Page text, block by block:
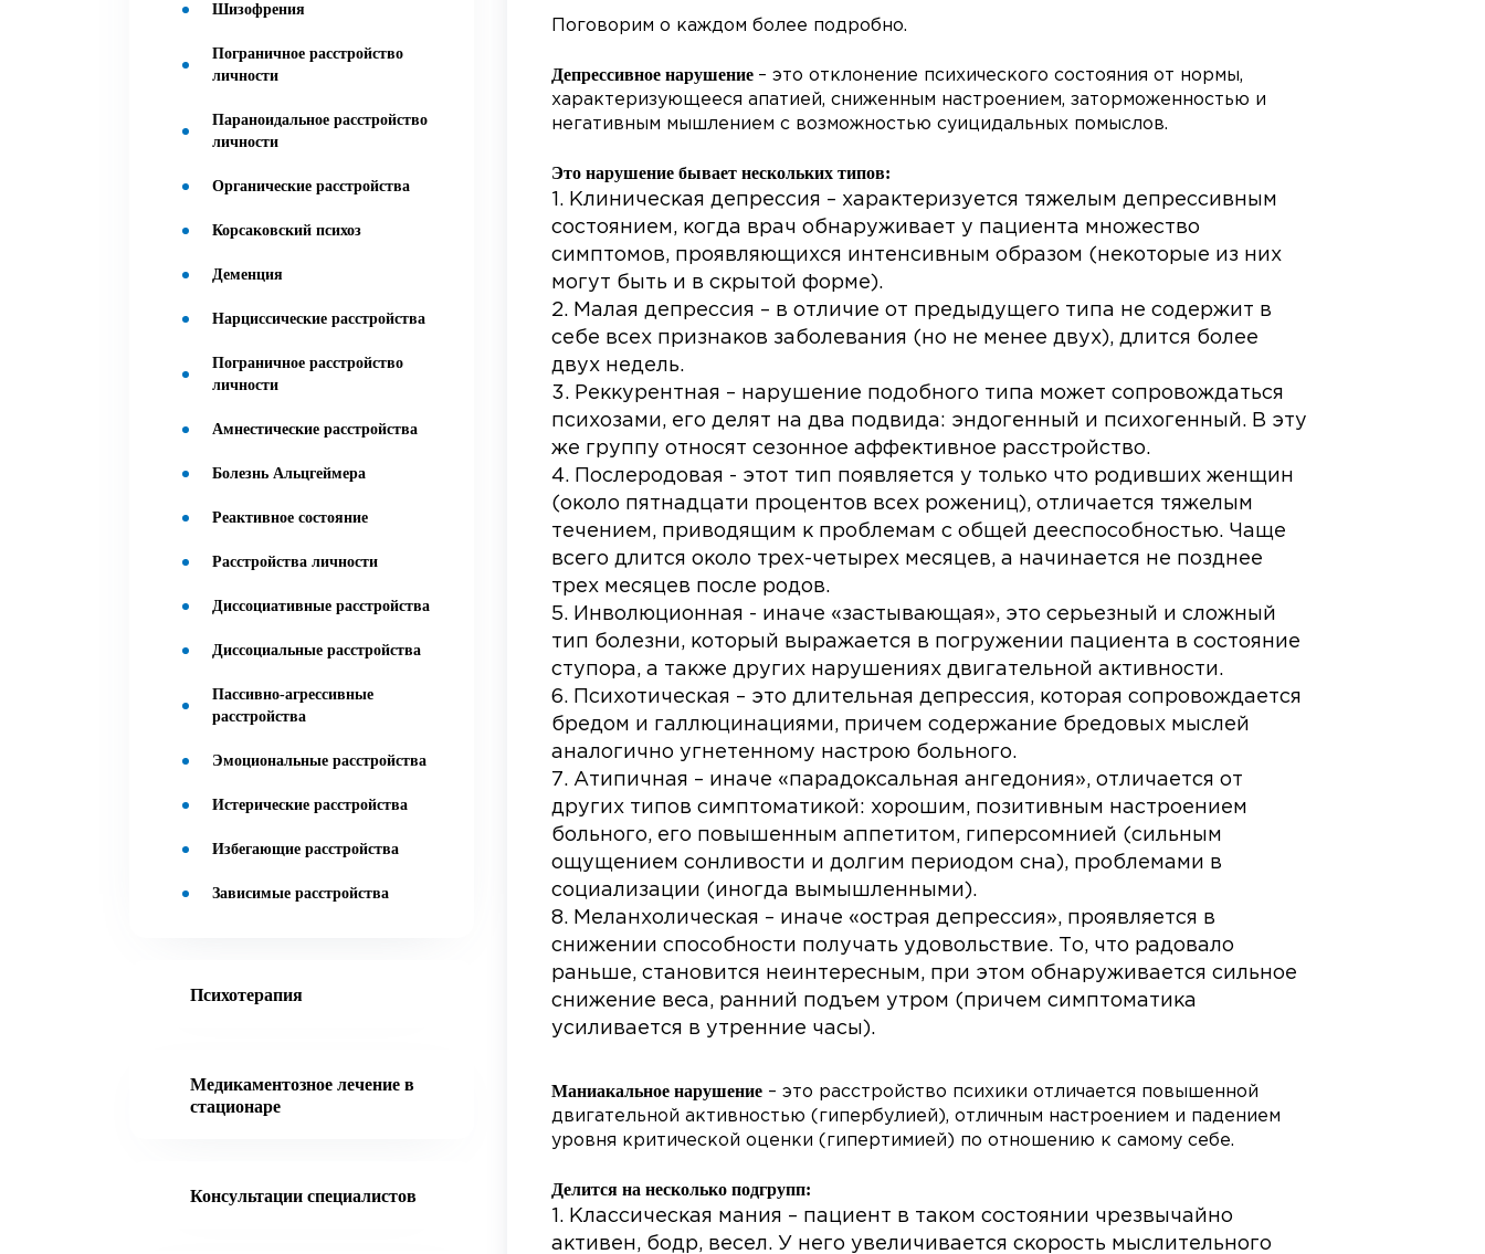
Поговорим о каждом более подробно.
Депрессивное нарушение – это отклонение психического состояния от нормы,
характеризующееся апатией, сниженным настроением, заторможенностью и
негативным мышлением с возможностью суицидальных помыслов.
Это нарушение бывает нескольких типов:
Клиническая депрессия – характеризуется тяжелым депрессивным
состоянием, когда врач обнаруживает у пациента множество
симптомов, проявляющихся интенсивным образом (некоторые из них
могут быть и в скрытой форме).
Малая депрессия – в отличие от предыдущего типа не содержит в
себе всех признаков заболевания (но не менее двух), длится более
двух недель.
Реккурентная – нарушение подобного типа может сопровождаться
психозами, его делят на два подвида: эндогенный и психогенный. В эту
же группу относят сезонное аффективное расстройство.
Послеродовая - этот тип появляется у только что родивших женщин
(около пятнадцати процентов всех рожениц), отличается тяжелым
течением, приводящим к проблемам с общей дееспособностью. Чаще
всего длится около трех-четырех месяцев, а начинается не позднее
трех месяцев после родов.
Инволюционная - иначе «застывающая», это серьезный и сложный
тип болезни, который выражается в погружении пациента в состояние
ступора, а также других нарушениях двигательной активности.
Психотическая – это длительная депрессия, которая сопровождается
бредом и галлюцинациями, причем содержание бредовых мыслей
аналогично угнетенному настрою больного.
Атипичная – иначе «парадоксальная ангедония», отличается от
других типов симптоматикой: хорошим, позитивным настроением
больного, его повышенным аппетитом, гиперсомнией (сильным
ощущением сонливости и долгим периодом сна), проблемами в
социализации (иногда вымышленными).
Меланхолическая – иначе «острая депрессия», проявляется в
снижении способности получать удовольствие. То, что радовало
раньше, становится неинтересным, при этом обнаруживается сильное
снижение веса, ранний подъем утром (причем симптоматика
усиливается в утренние часы).
Маниакальное нарушение – это расстройство психики отличается повышенной
двигательной активностью (гипербулией), отличным настроением и падением
уровня критической оценки (гипертимией) по отношению к самому себе.
Делится на несколько подгрупп:
Классическая мания – пациент в таком состоянии чрезвычайно
активен, бодр, весел. У него увеличивается скорость мыслительного
Шизофрения
Пограничное расстройство
личности
Параноидальное расстройство
личности
Органические расстройства
Корсаковский психоз
Деменция
Нарциссические расстройства
Пограничное расстройство
личности
Амнестические расстройства
Болезнь Альцгеймера
Реактивное состояние
Расстройства личности
Диссоциативные расстройства
Диссоциальные расстройства
Пассивно-агрессивные
расстройства
Эмоциональные расстройства
Истерические расстройства
Избегающие расстройства
Зависимые расстройства
Психотерапия
Медикаментозное лечение в
стационаре
Консультации специалистов